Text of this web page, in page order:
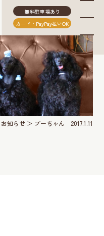
無料駐車場あり
カード・PayPay払いOK
お知らせ プーちゃん 2017.1.11